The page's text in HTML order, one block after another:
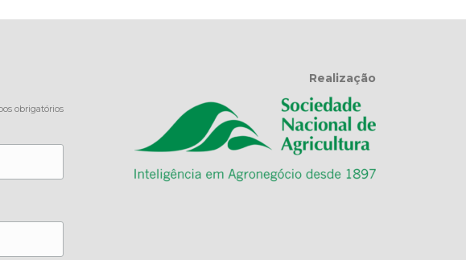
obrigatórios
Realização